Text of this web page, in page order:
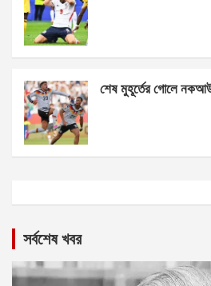
শেষ মুহূর্তের গোলে
সর্বশেষ খবর